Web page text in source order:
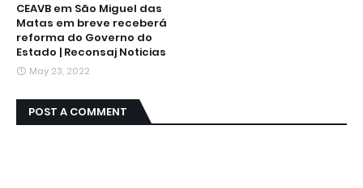
CEAVB em São Miguel das
Matas em breve receberá
reforma do Governo do
Estado | Reconsaj Noticias
May 23, 2022
POST A COMMENT